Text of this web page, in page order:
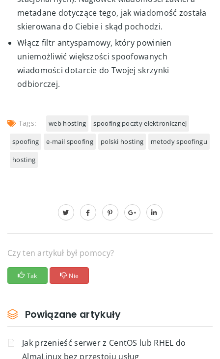
metadane dotyczące tego, jak wiadomość została
skierowana do Ciebie i skąd pochodzi.
Włącz filtr antyspamowy, który powinien
uniemożliwić większości spoofowanych
wiadomości dotarcie do Twojej skrzynki
odbiorczej.
Tags: web hosting spoofing poczty elektronicznej
spoofing e-mail spoofing polski hosting metody spoofingu
hosting
Czy ten artykuł był pomocy?
Tak Nie
Powiązane artykuły
Jak przenieść serwer z CentOS lub RHEL do
AlmaLinux bez przestoju usług